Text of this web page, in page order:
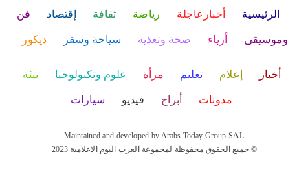
الرئيسية أخبارعاجلة رياضة ثقافة إقتصاد فن
وموسيقى أزياء صحة وتغذية سياحة وسفر ديكور
أخبار إعلام تعليم مرأة علوم وتكنولوجيا بيئة
مدونات أبراج فيديو سيارات
Maintained and developed by Arabs Today Group SAL
جميع الحقوق محفوظة لمجموعة العرب اليوم الاعلامية 2023 ©